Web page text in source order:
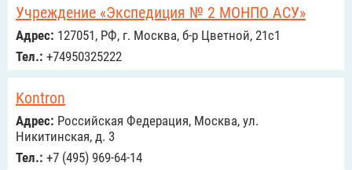
Учреждение «Экспедиция № 2 МОНПО АСУ»
Адрес: 127051, РФ, г. Москва, б-р Цветной, 21с1
Тел.: +74950325222
Kontron
Адрес: Российcкая Федерация, Москва, ул.
Никитинская, д. 3
Тел.: +7 (495) 969-64-14